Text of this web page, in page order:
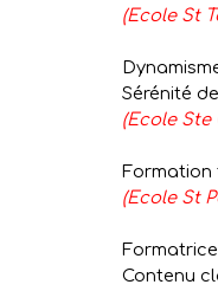
(Ecole St
Sérénité
(Ecole Ste
Formation
(Ecole St
Contenu